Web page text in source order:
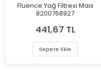
Fluence Yağ Filtresi Mais
8200768927
441,67 TL
Sepete Ekle